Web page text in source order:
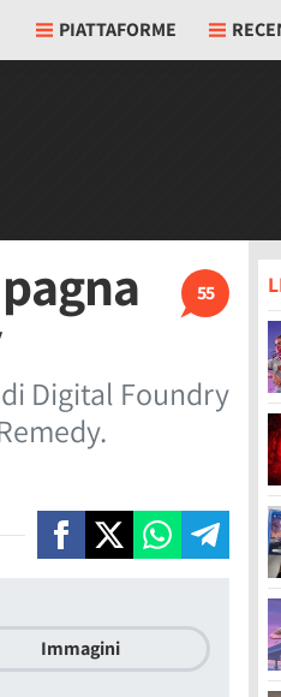
PIATTAFORME
55
Digital Foundry
Immagini